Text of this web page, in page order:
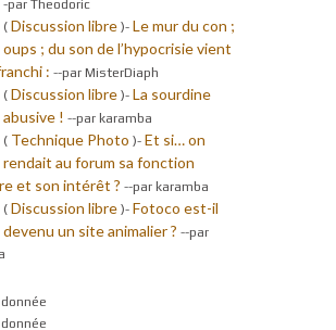
-par Theodoric
( Discussion libre)- Le mur du con ;
oups ; du son de l’hypocrisie vient
: --par MisterDiaph
( Discussion libre)- La sourdine
abusive ! --par karamba
( Technique Photo )- Et si… on
rendait au forum sa fonction
et son intérêt ? --par karamba
( Discussion libre)- Fotoco est-il
devenu un site animalier ? --par